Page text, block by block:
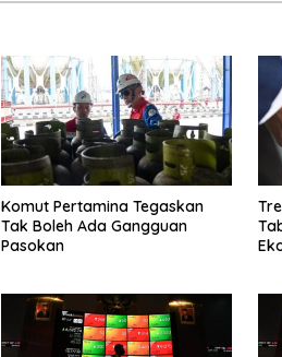
Komut Pertamina Tegaskan
Tak Boleh Ada Gangguan
Pasokan